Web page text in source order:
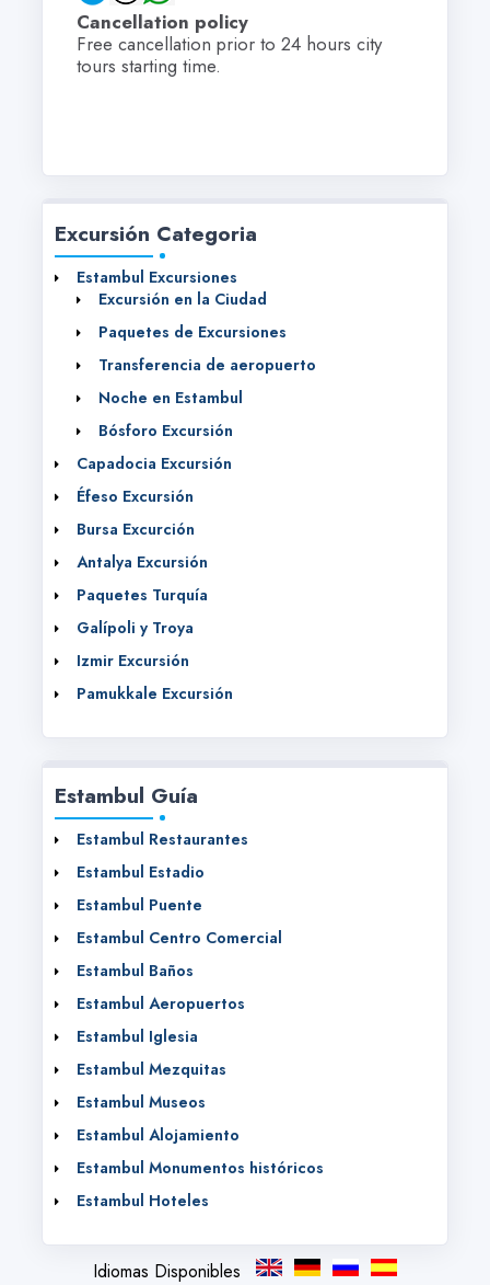
Cancellation policy
Free cancellation prior to 24 hours city
tours starting time.
Excursión Categoria
Estambul Excursiones
Excursión en la Ciudad
Paquetes de Excursiones
Transferencia de aeropuerto
Noche en Estambul
Bósforo Excursión
Capadocia Excursión
Éfeso Excursión
Bursa Excurción
Antalya Excursión
Paquetes Turquía
Galípoli y Troya
Izmir Excursión
Pamukkale Excursión
Estambul Guía
Estambul Restaurantes
Estambul Estadio
Estambul Puente
Estambul Centro Comercial
Estambul Baños
Estambul Aeropuertos
Estambul Iglesia
Estambul Mezquitas
Estambul Museos
Estambul Alojamiento
Estambul Monumentos históricos
Estambul Hoteles
Idiomas Disponibles